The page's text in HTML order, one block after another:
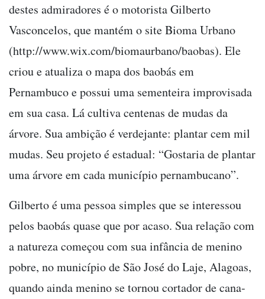
destes admiradores é o motorista Gilberto
Vasconcelos, que mantém o site Bioma Urbano
(http://www.wix.com/biomaurbano/baobas). Ele
criou e atualiza o mapa dos baobás em
Pernambuco e possui uma sementeira improvisada
em sua casa. Lá cultiva centenas de mudas da
árvore. Sua ambição é verdejante: plantar cem mil
mudas. Seu projeto é estadual: “Gostaria de plantar
uma árvore em cada município pernambucano”.
Gilberto é uma pessoa simples que se interessou
pelos baobás quase que por acaso. Sua relação com
a natureza começou com sua infância de menino
pobre, no município de São José do Laje, Alagoas,
quando ainda menino se tornou cortador de cana-